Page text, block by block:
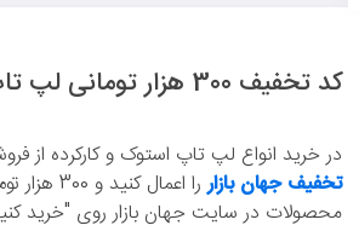
کد تخفیف 300 هزار تومانی لپ تاپ استوک جهان بازار
در خرید انواع لپ تاپ استوک و کارکرده از
تخفیف جهان بازار
را اعمال
محصولات در سایت جهان بازار روی "خرید